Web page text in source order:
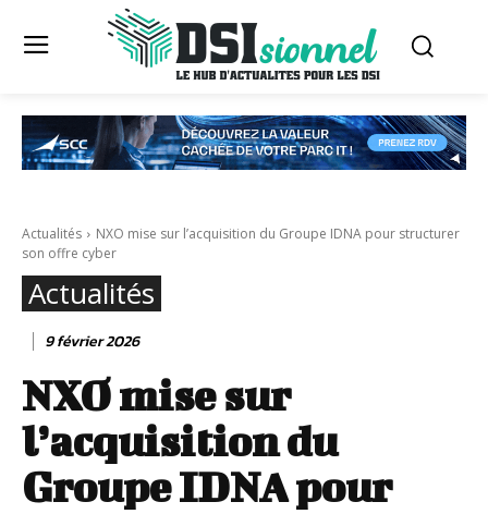
Actualités
NXO mise sur l’acquisition du Groupe IDNA pour structurer
son offre cyber
Actualités
9 février 2026
NXO mise sur
l’acquisition du
Groupe IDNA pour